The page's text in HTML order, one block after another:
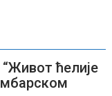
ћелије